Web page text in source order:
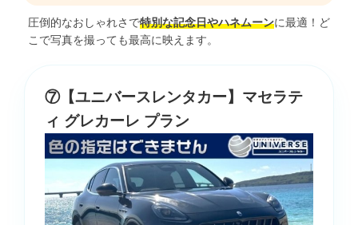
圧倒的なおしゃれさで特別な記念日やハネムーンに最適！ど
こで写真を撮っても最高に映えます。
⑦【ユニバースレンタカー】マセラテ
ィ グレカーレ プラン